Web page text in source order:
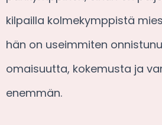
kilpailla kolmekymppistä
hän on useimmiten
omaisuutta, kokemusta ja
enemmän.